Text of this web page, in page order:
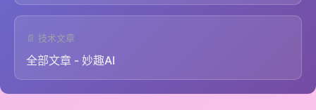
📄 技术文章
全部文章 - 妙趣AI